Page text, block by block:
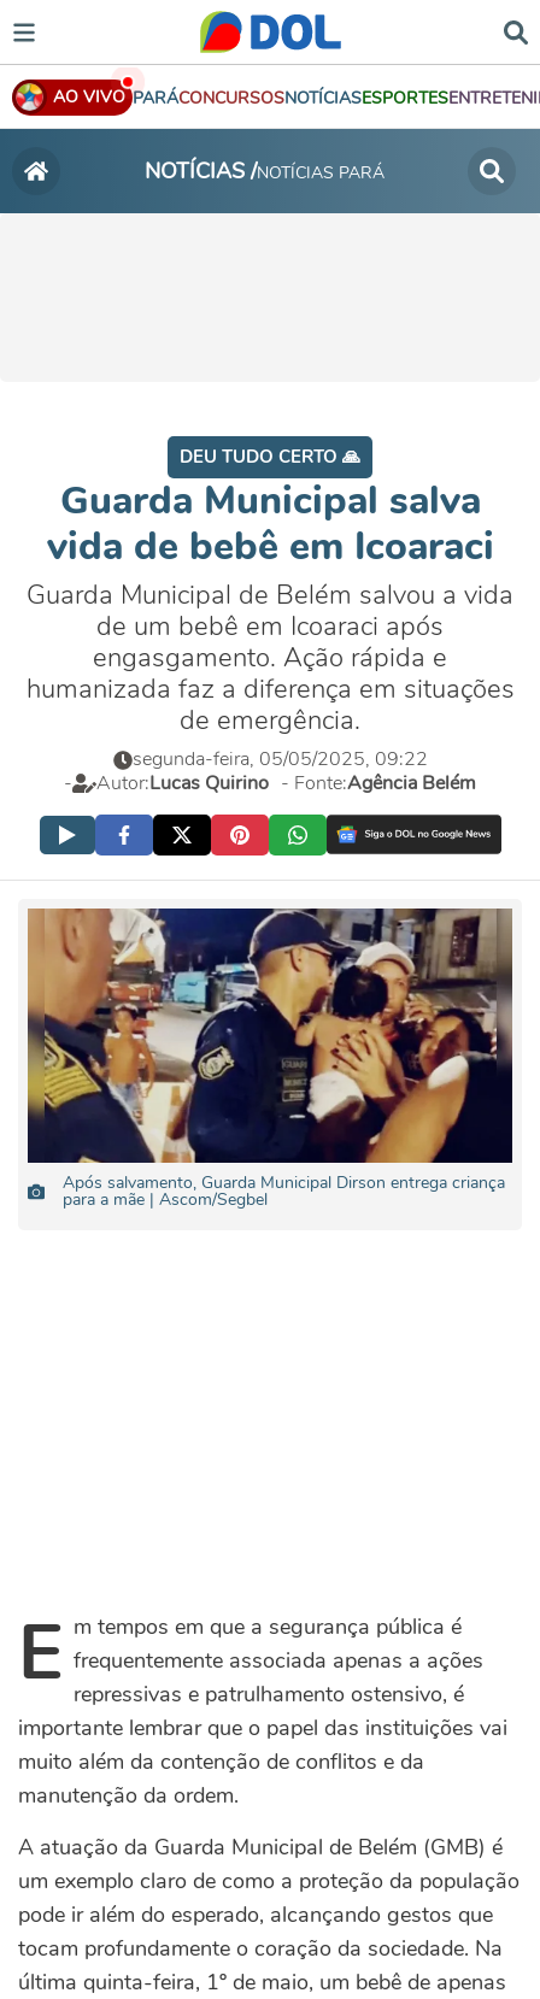
AO VIVO PARÁCONCURSOSNOTÍCIASESPORTES
NOTÍCIAS /NOTÍCIAS PARÁ
DEU TUDO CERTO 🙏
Guarda Municipal salva
vida de bebê em Icoaraci
Guarda Municipal de Belém salvou a vida
de um bebê em Icoaraci após
engasgamento. Ação rápida e
humanizada faz a diferença em situações
de emergência.
segunda-feira, 05/05/2025, 09:22
-
Autor:Lucas Quirino - Fonte:Agência Belém
Após salvamento, Guarda Municipal Dirson entrega criança
para a mãe | Ascom/Segbel
Em tempos em que a segurança pública é
frequentemente associada apenas a ações
repressivas e patrulhamento ostensivo, é
importante lembrar que o papel das instituições vai
muito além da contenção de conflitos e da
manutenção da ordem.
A atuação da Guarda Municipal de Belém (GMB) é
um exemplo claro de como a proteção da população
pode ir além do esperado, alcançando gestos que
tocam profundamente o coração da sociedade. Na
última quinta-feira, 1º de maio, um bebê de apenas